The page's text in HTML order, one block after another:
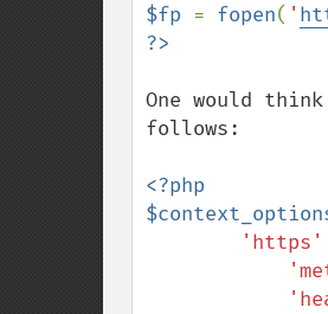
$fp = fopen( '
One would
follows:
<?php
'https'